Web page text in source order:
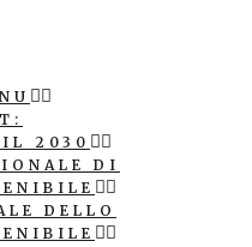
2030
DI
DELLO